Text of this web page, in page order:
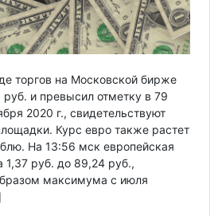
торгов на Московской бирже
и превысил отметку в 79
2020 г., свидетельствуют
Курс евро также растет
На 13:56 мск европейская
1,37 руб. до 89,24 руб.,
максимума с июля